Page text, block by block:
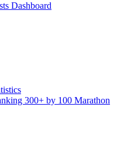
Dashboard
300+ by 100 Marathon